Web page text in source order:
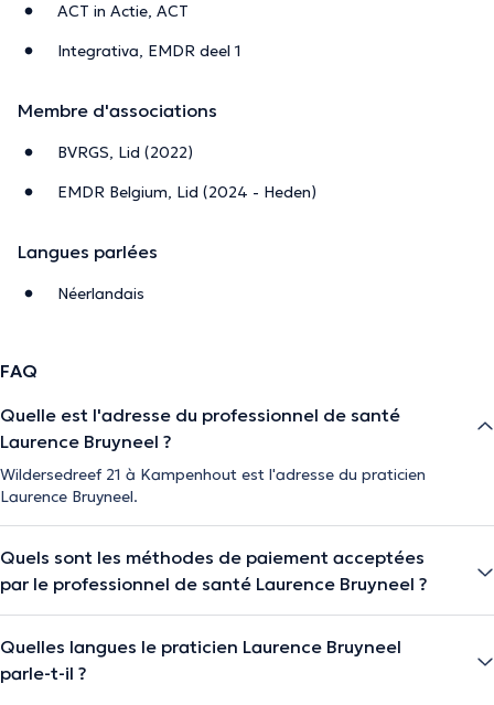
ACT in Actie, ACT
Integrativa, EMDR deel 1
Membre d'associations
BVRGS, Lid (2022)
EMDR Belgium, Lid (2024 - Heden)
Langues parlées
Néerlandais
FAQ
Quelle est l'adresse du professionnel de santé
Laurence Bruyneel ?
Wildersedreef 21 à Kampenhout est l'adresse du praticien
Laurence Bruyneel.
Quels sont les méthodes de paiement acceptées
par le professionnel de santé Laurence Bruyneel ?
Quelles langues le praticien Laurence Bruyneel
parle-t-il ?